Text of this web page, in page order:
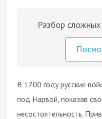
Разбор сложных
В 1700 году русские
под Нарвой, показав
несостоятельность.